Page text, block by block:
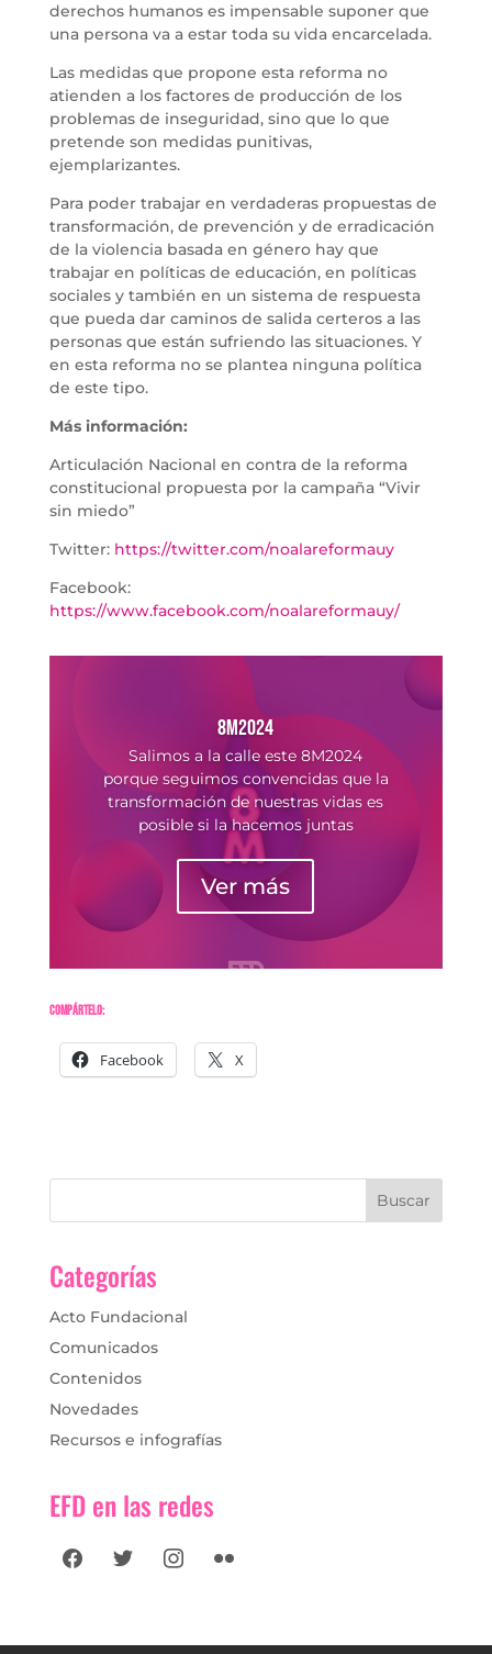
derechos humanos es impensable suponer que
una persona va a estar toda su vida encarcelada.
Las medidas que propone esta reforma no
atienden a los factores de producción de los
problemas de inseguridad, sino que lo que
pretende son medidas punitivas,
ejemplarizantes.
Para poder trabajar en verdaderas propuestas de
transformación, de prevención y de erradicación
de la violencia basada en género hay que
trabajar en políticas de educación, en políticas
sociales y también en un sistema de respuesta
que pueda dar caminos de salida certeros a las
personas que están sufriendo las situaciones. Y
en esta reforma no se plantea ninguna política
de este tipo.
Más información:
Articulación Nacional en contra de la reforma
constitucional propuesta por la campaña “Vivir
sin miedo”
Twitter: https://twitter.com/noalareformauy
Facebook:
https://www.facebook.com/noalareformauy/
8M2024
Salimos a la calle este 8M2024
porque seguimos convencidas que la
transformación de nuestras vidas es
posible si la hacemos juntas
Ver más
Compártelo:
Facebook X
Categorías
Acto Fundacional
Comunicados
Contenidos
Novedades
Recursos e infografías
EFD en las redes
facebooktwitter instagram
flickr